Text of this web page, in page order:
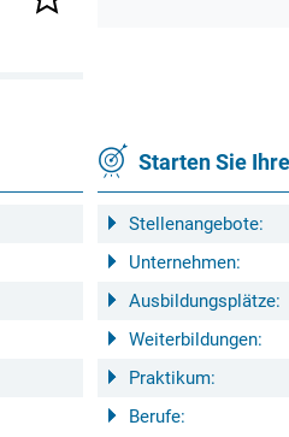
Starten Sie
Stellenangebote:
Unternehmen:
Ausbildungsplätze:
Weiterbildungen:
Praktikum:
Berufe: